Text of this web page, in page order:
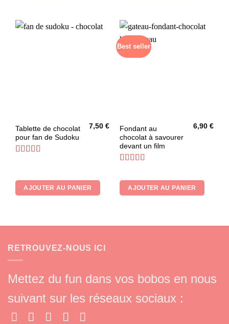
Tablette de chocolat
pour fan de Sudoku
7,50€
AJOUTER AU PANIER
Best seller
Fondant au
chocolat à savourer
devant un film
sur 5
6,90€
AJOUTER AU PANIER
RETROUVEZ-NOUS ICI
Mettez du fun dans vos bobos en nous
suivant sur les réseaux sociaux :